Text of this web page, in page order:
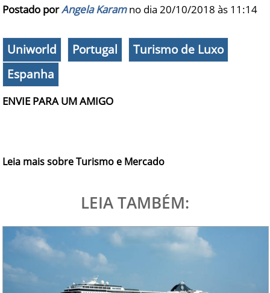
Postado porAngela Karamno dia 20/10/2018 às 11:14
Uniworld Portugal
Turismo de Luxo
Espanha
ENVIE PARA UM AMIGO
Leia mais sobre Turismo e Mercado
LEIA TAMBÉM: